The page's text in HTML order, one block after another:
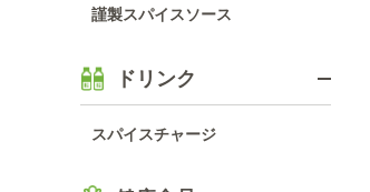
謹製スパイスソース
ドリンク
スパイスチャージ